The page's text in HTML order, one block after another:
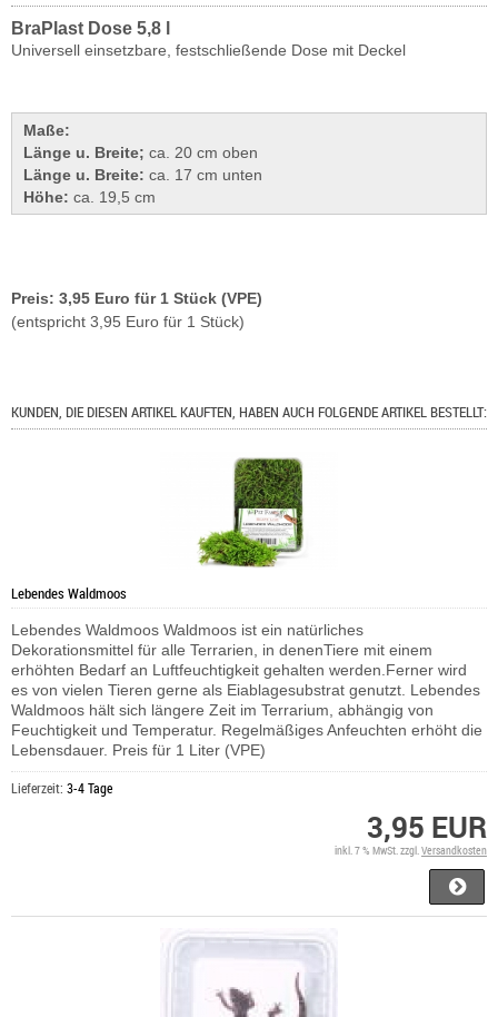
BraPlast Dose 5,8 l
Universell einsetzbare, festschließende Dose mit Deckel
Maße:
Länge u. Breite; ca. 20 cm oben
Länge u. Breite: ca. 17 cm unten
Höhe: ca. 19,5 cm
Preis: 3,95 Euro für 1 Stück (VPE)
(entspricht 3,95 Euro für 1 Stück)
KUNDEN, DIE DIESEN ARTIKEL KAUFTEN, HABEN AUCH FOLGENDE ARTIKEL BESTELLT:
Lebendes Waldmoos
Lebendes Waldmoos Waldmoos ist ein natürliches
Dekorationsmittel für alle Terrarien, in denenTiere mit einem
erhöhten Bedarf an Luftfeuchtigkeit gehalten werden.Ferner wird
es von vielen Tieren gerne als Eiablagesubstrat genutzt. Lebendes
Waldmoos hält sich längere Zeit im Terrarium, abhängig von
Feuchtigkeit und Temperatur. Regelmäßiges Anfeuchten erhöht die
Lebensdauer. Preis für 1 Liter (VPE)
Lieferzeit: 3-4 Tage
3,95 EUR
inkl. 7 % MwSt. zzgl.Versandkosten